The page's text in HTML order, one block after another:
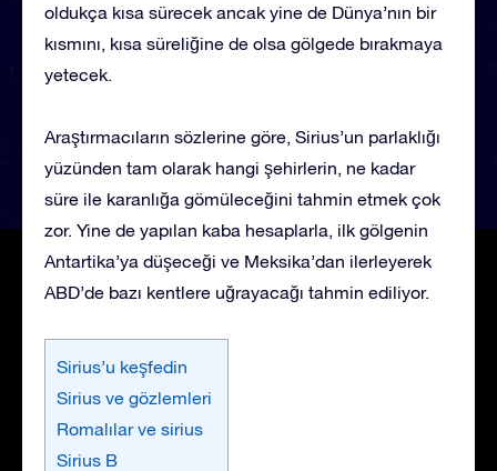
oldukça kısa sürecek ancak yine de Dünya’nın bir
kısmını, kısa süreliğine de olsa gölgede bırakmaya
yetecek.
Araştırmacıların sözlerine göre, Sirius’un parlaklığı
yüzünden tam olarak hangi şehirlerin, ne kadar
süre ile karanlığa gömüleceğini tahmin etmek çok
zor. Yine de yapılan kaba hesaplarla, ilk gölgenin
Antartika’ya düşeceği ve Meksika’dan ilerleyerek
ABD’de bazı kentlere uğrayacağı tahmin ediliyor.
Sirius’u keşfedin
Sirius ve gözlemleri
Romalılar ve sirius
Sirius B